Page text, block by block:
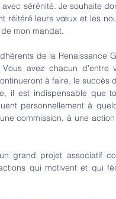
sérénité. Je souhaite
leurs vœux et les
mon mandat.
de la Renaissance
avez chacun d'entre
à faire, le succès
il est indispensable que
personnellement à
commission, à une
grand projet associatif
qui motivent et qui